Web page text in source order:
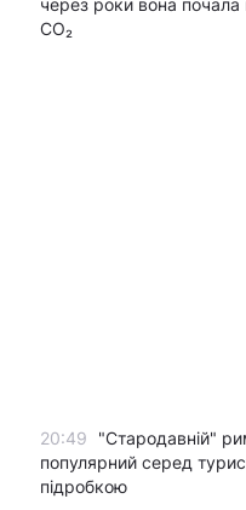
через роки вона почала
CO₂
20:49
"Стародавній"
популярний серед
підробкою